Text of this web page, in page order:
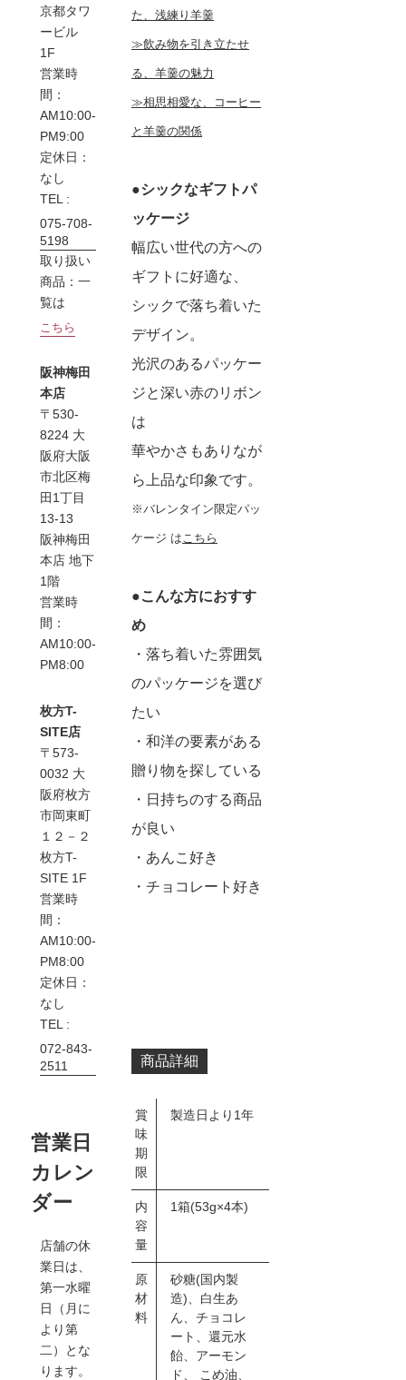
京都タワ
ービル
1F
営業時
間：
AM10:00-
PM9:00
定休日：
なし
TEL :
075-708-
5198
取り扱い
商品：一
覧は
こちら
阪神梅田
本店
〒530-
8224 大
阪府大阪
市北区梅
田1丁目
13-13
阪神梅田
本店 地下
1階
営業時
間：
AM10:00-
PM8:00
枚方T-
SITE店
〒573-
0032 大
阪府枚方
市岡東町
１２－２
枚方T-
SITE 1F
営業時
間：
AM10:00-
PM8:00
定休日：
なし
TEL :
072-843-
2511
営業日
カレン
ダー
店舗の休
業日は、
第一水曜
日（月に
より第
二）とな
ります。
た、浅練り羊羹
≫飲み物を引き立たせ
る、羊羹の魅力
≫相思相愛な、コーヒー
と羊羹の関係
●シックなギフトパ
ッケージ
幅広い世代の方への
ギフトに好適な、
シックで落ち着いた
デザイン。
光沢のあるパッケー
ジと深い赤のリボン
は
華やかさもありなが
ら上品な印象です。
※バレンタイン限定パッ
ケージ は こちら
●こんな方におすす
め
・落ち着いた雰囲気
のパッケージを選び
たい
・和洋の要素がある
贈り物を探している
・日持ちのする商品
が良い
・あんこ好き
・チョコレート好き
商品詳細
賞
味
期
限
製造日より1年
内
容
量
1箱(53g×4本)
原
材
料
砂糖(国内製
造)、白生あ
ん、チョコレ
ート、還元水
飴、アーモン
ド、 こめ油、